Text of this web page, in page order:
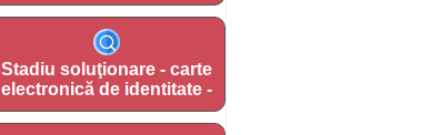
Stadiu soluţionare - carte
electronică de identitate -